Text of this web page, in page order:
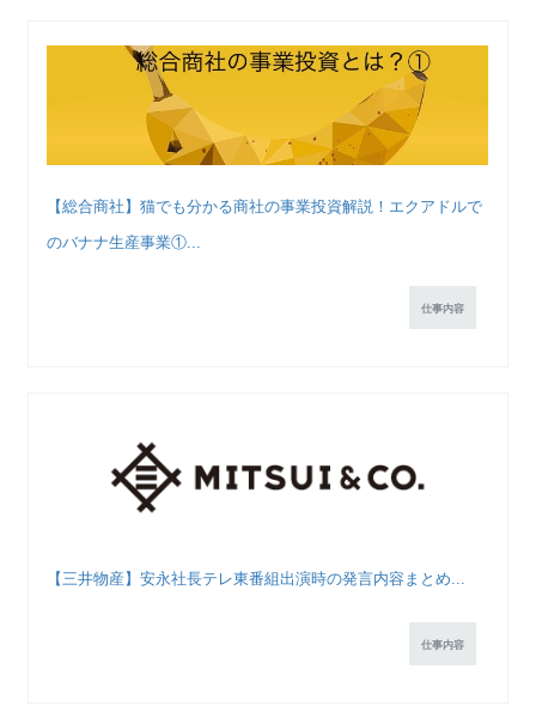
【総合商社】猫でも分かる商社の事業投資解説！エクアドルで
のバナナ生産事業①...
仕事内容
【三井物産】安永社長テレ東番組出演時の発言内容まとめ...
仕事内容